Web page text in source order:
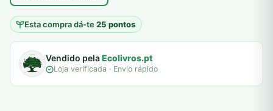
Esta compra dá-te25 pontos
Vendido pelaEcolivros.pt
Loja verificada · Envio rápido